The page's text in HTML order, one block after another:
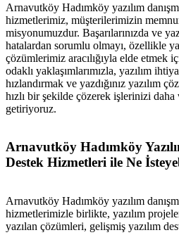
Arnavutköy Hadımköy yazılım
hizmetlerimiz, müşterilerimizin
misyonumuzdur. Başarılarınızda ve
hatalardan sorumlu olmayı, özellikle
çözümlerimiz aracılığıyla elde etmek
odaklı yaklaşımlarımızla, yazılım
hızlandırmak ve yazdığınız yazılım
hızlı bir şekilde çözerek işlerinizi
getiriyoruz.
Arnavutköy Hadımköy
Destek Hizmetleri ile Ne
Arnavutköy Hadımköy yazılım
hizmetlerimizle birlikte, yazılım
yazılan çözümleri, gelişmiş yazılım